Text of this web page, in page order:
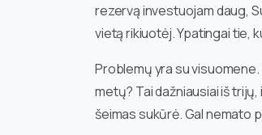
rezervą investuojam daug,
vietą rikiuotėj. Ypatingai tie,
Problemų yra su
metų? Tai dažniausiai iš
šeimas sukūrė. Gal nemato